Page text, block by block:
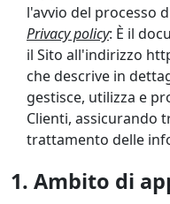
l'avvio del processo
Privacy policy: È il
il Sito all'indirizzo
che descrive in
gestisce, utilizza e
Clienti, assicurando
trattamento delle
1. Ambito di